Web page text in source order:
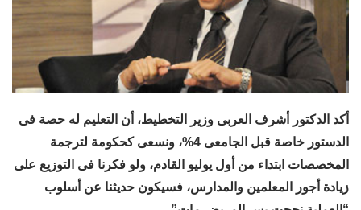
أكد الدكتور أشرف العربى وزير التخطيط، أن التعليم له حصة فى
الدستور خاصة قبل الجامعى 4%، ونسعى كحكومة لترجمة
المخصصات ابتداء من أول يوليو القادم، ولو فكرنا فى التوزيع على
زيادة أجور المعلمين والمدارس، فسيكون حديثنا عن أسلوب